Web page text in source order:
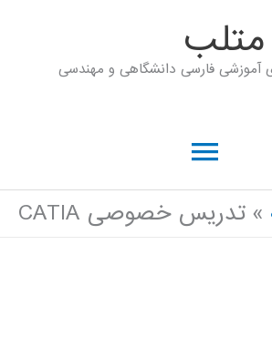
متلب
آموزشی فارسی دانشگاهی و مهندسی
فهرست
اصلی
تدریس خصوصی CATIA